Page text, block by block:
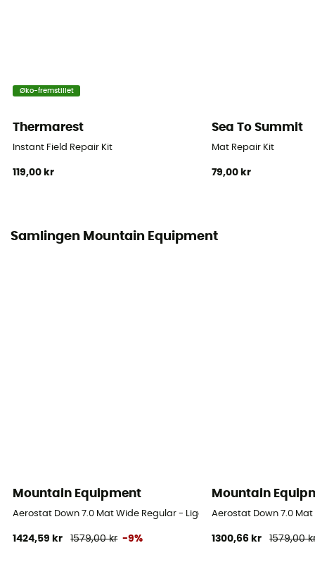
100% Polyamide
Inkluderet i leveringen
Pumpe til oppustning
Øko-fremstillet
Thermarest
Instant Field Repair Kit
119,00 kr
Sea To Summit
Mat Repair Kit
79,00 kr
Samlingen Mountain Equipment
Mountain Equipment
Aerostat Down 7.0 Mat Wide Regular - Liggeunderlag
1424,59 kr 1579,00 kr -9%
Mountain
Aerostat Down 7.0
1300,66 kr 1579,00